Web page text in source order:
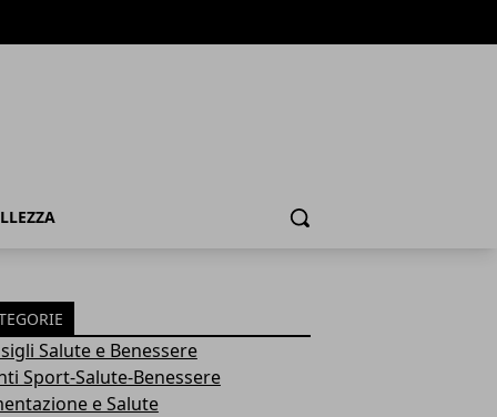
Cerca
Salute e Benessere
Sport-Salute-Benessere
e Salute